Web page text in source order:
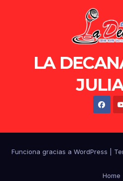
LA
Funciona gracias a WordPress
Home